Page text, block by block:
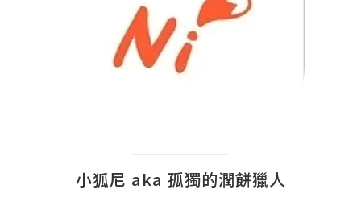
小狐尼 aka 孤獨的潤餅獵人